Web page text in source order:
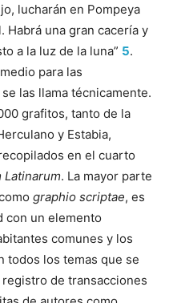
lucharán en Pompeya
Habrá una gran cacería y
a la luz de la luna” 5.
para las
las llama técnicamente.
grafitos, tanto de la
y Estabia,
en el cuarto
Latinarum. La mayor parte
graphio scriptae, es
con un elemento
comunes y los
todos los temas que se
de transacciones